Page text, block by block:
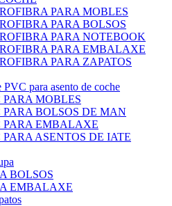
PARA MOBLES
PARA BOLSOS
PARA NOTEBOOK
PARA EMBALAXE
PARA ZAPATOS
para asento de coche
MOBLES
PARA BOLSOS DE MAN
PARA EMBALAXE
ASENTOS DE IATE
BOLSOS
EMBALAXE